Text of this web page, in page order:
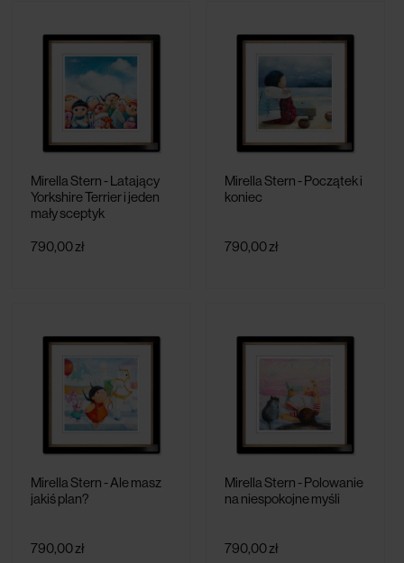
Mirella Stern - Latający
Yorkshire Terrier i jeden
mały sceptyk
790,00 zł
Mirella Stern - Początek i
koniec
790,00 zł
Mirella Stern - Ale masz
jakiś plan?
790,00 zł
Mirella Stern - Polowanie
na niespokojne myśli
790,00 zł